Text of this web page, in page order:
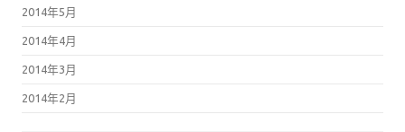
2014年5月
2014年4月
2014年3月
2014年2月